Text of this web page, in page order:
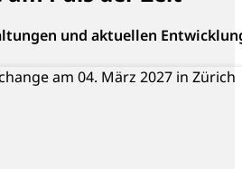
und aktuellen